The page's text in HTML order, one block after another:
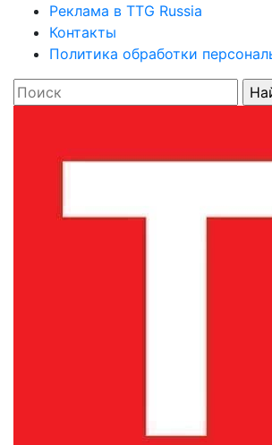
Реклама в TTG Russia
Контакты
Политика обработки